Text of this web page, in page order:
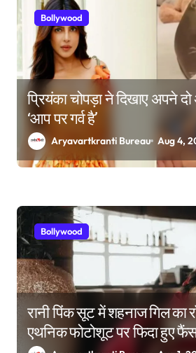
Bollywood
प्रियंका चोपड़ा ने दिखाए अपने
‘आप पर गर्व है’
Aryavartkranti Bureau Aug 4,
Bollywood
रानी पिंक सूट में शहनाज गिल का
एथनिक फोटोशूट पर फिदा हुए